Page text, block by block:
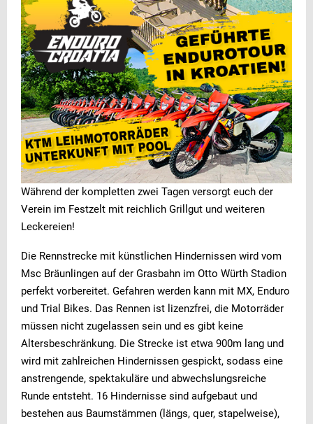
Während der kompletten zwei Tagen versorgt euch der
Verein im Festzelt mit reichlich Grillgut und weiteren
Leckereien!
Die Rennstrecke mit künstlichen Hindernissen wird vom
Msc Bräunlingen auf der Grasbahn im Otto Würth Stadion
perfekt vorbereitet. Gefahren werden kann mit MX, Enduro
und Trial Bikes. Das Rennen ist lizenzfrei, die Motorräder
müssen nicht zugelassen sein und es gibt keine
Altersbeschränkung. Die Strecke ist etwa 900m lang und
wird mit zahlreichen Hindernissen gespickt, sodass eine
anstrengende, spektakuläre und abwechslungsreiche
Runde entsteht. 16 Hindernisse sind aufgebaut und
bestehen aus Baumstämmen (längs, quer, stapelweise),